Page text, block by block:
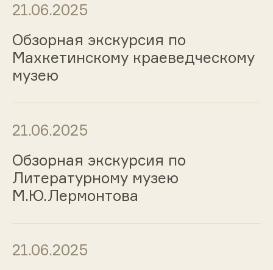
21.06.2025
Обзорная экскурсия по
Махкетинскому краеведческому
музею
21.06.2025
Обзорная экскурсия по
Литературному музею
М.Ю.Лермонтова
21.06.2025